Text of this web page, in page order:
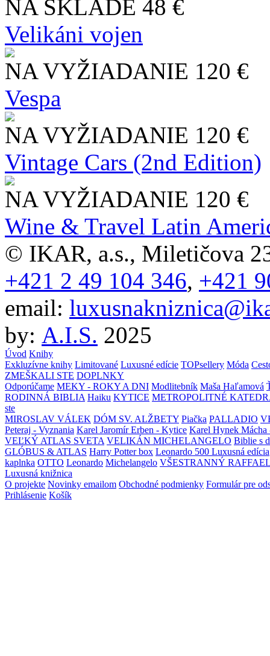
NA SKLADE 48 €
Velikáni vojen
NA VYŽIADANIE 120 €
Vespa
NA VYŽIADANIE 120 €
Vintage Cars (2nd Edition)
NA VYŽIADANIE 120 €
Wine & Travel Latin
© IKAR, a.s., Miletičova
+421 2 49 104 346, +421
email:
by: A.I.S. 2025
Úvod Knihy
Exkluzívne knihy Limitované Luxusné edície TOPsellery Móda
ZMEŠKALI STE DOPLNKY
Odporúčame MEKY - ROKY A DNI Modlitebník Maša Haľamová
RODINNÁ BIBLIA Haiku KYTICE METROPOLITNÉ
ste
MIROSLAV VÁLEK DÓM SV. ALŽBETY Piačka PALLADIO
Peteraj - Vyznania Karel Jaromír Erben - Kytice Karel Hynek Mácha
VEĽKÝ ATLAS SVETA VELIKÁN MICHELANGELO Biblie s
GLÓBUS & ATLAS Harry Potter box Leonardo 500 Luxusná edícia
kaplnka OTTO Leonardo Michelangelo VŠESTRANNÝ
Luxusná knižnica
O projekte Novinky emailom Obchodné podmienky Formulár pre
Prihlásenie Košík